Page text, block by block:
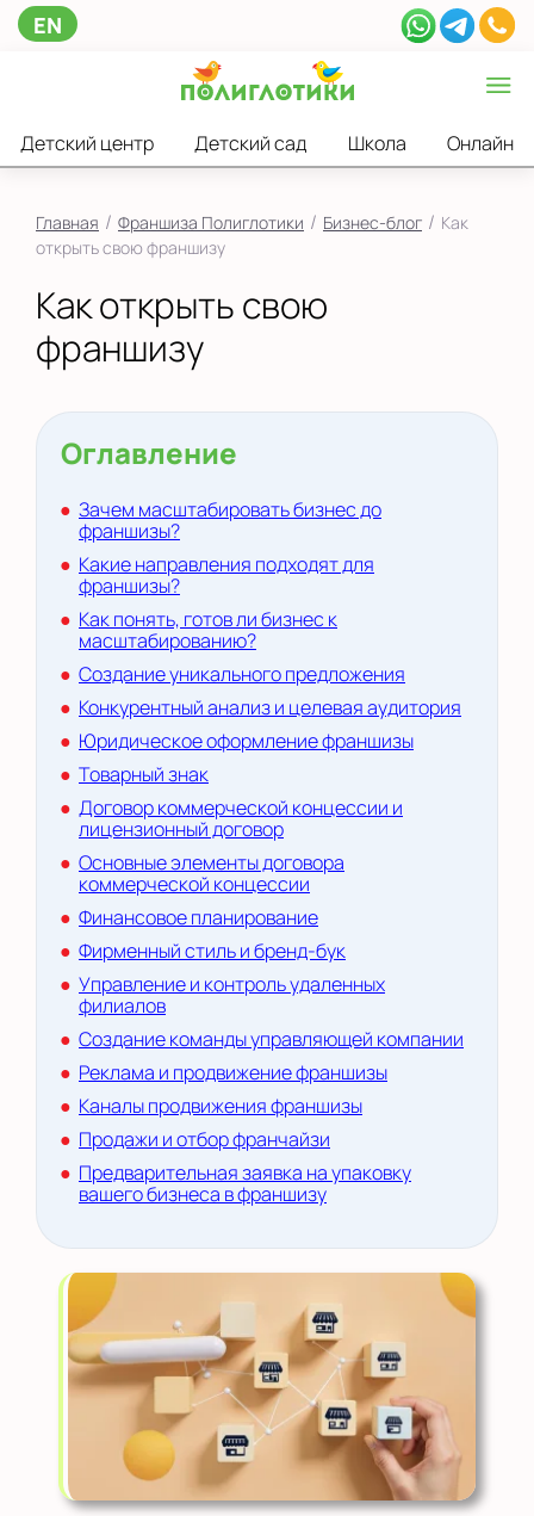
EN
Детский центр Детский сад Школа Онлайн
Главная / Франшиза Полиглотики / Бизнес-блог / Как
открыть свою франшизу
Как открыть свою
франшизу
Оглавление
Зачем масштабировать бизнес до
франшизы?
Какие направления подходят для
франшизы?
Как понять, готов ли бизнес к
масштабированию?
Создание уникального предложения
Конкурентный анализ и целевая аудитория
Юридическое оформление франшизы
Товарный знак
Договор коммерческой концессии и
лицензионный договор
Основные элементы договора
коммерческой концессии
Финансовое планирование
Фирменный стиль и бренд-бук
Управление и контроль удаленных
филиалов
Создание команды управляющей компании
Реклама и продвижение франшизы
Каналы продвижения франшизы
Продажи и отбор франчайзи
Предварительная заявка на упаковку
вашего бизнеса в франшизу